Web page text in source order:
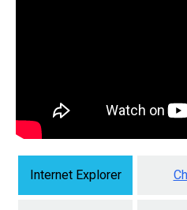
Internet Explorer